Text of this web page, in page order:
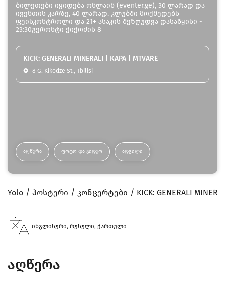
ბილეთები იყიდება ონლაინ (eventer.ge), 30 ლარად და
ივენთის კარზე, 40 ლარად. კლუბში მოქმედებს
ფეისკონტროლი და 21+ ასაკის შეზღუდვა დასაწყისი -
23:30გერონტი ქიქოძის 8
KICK: GENERALI MINERALI | KAPA | MTVARE
8 G. Kikodze St., Tbilisi
ᲐᲦᲬᲔᲠᲐ ᲤᲝᲢᲝ ᲓᲐ ᲕᲘᲓᲔᲝ ᲐᲓᲒᲘᲚᲘ
Yolo პოსტერი კონცერტები KICK: GENERALI
ინგლისური, რუსული, ქართული
აღწერა